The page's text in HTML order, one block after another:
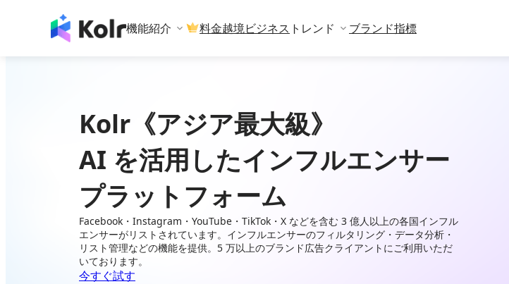
機能紹介 料金越境ビジネス トレンド ブランド指標
Kolr《アジア最大級》
AI を活用したインフルエンサー
プラットフォーム
Facebook・Instagram・YouTube・TikTok・X などを含む 3 億人以上の各国インフル
エンサーがリストされています。インフルエンサーのフィルタリング・データ分析・
リスト管理などの機能を提供。5 万以上のブランド広告クライアントにご利用いただ
いております。
今すぐ試す